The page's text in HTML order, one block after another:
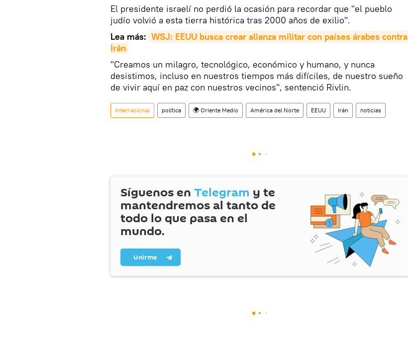
El presidente israelí no perdió la ocasión para recordar que "el pueblo
judío volvió a esta tierra histórica tras 2000 años de exilio".
Lea más: WSJ: EEUU busca crear alianza militar con países árabes contra
Irán
"Creamos un milagro, tecnológico, económico y humano, y nunca
desistimos, incluso en nuestros tiempos más difíciles, de nuestro sueño
de vivir aquí en paz con nuestros vecinos", sentenció Rivlin.
Internacional política 🌍 Oriente Medio América del Norte EEUU Irán noticias
Síguenos en Telegram y te
mantendremos al tanto de
todo lo que pasa en el
mundo.
Unirme